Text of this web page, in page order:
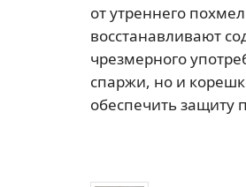
от утреннего
восстанавливают
чрезмерного
спаржи, но и
обеспечить защиту